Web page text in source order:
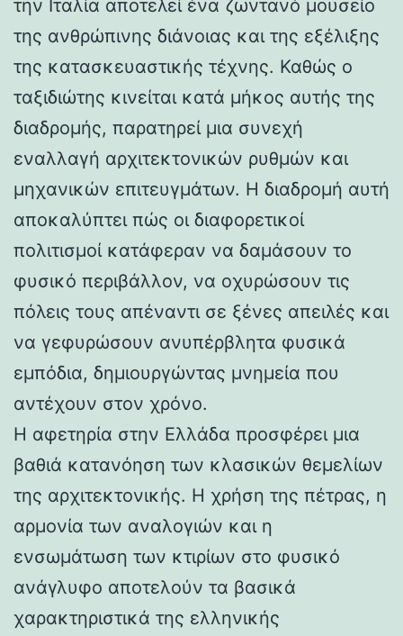
την Ιταλία αποτελεί ένα ζωντανό μουσείο
της ανθρώπινης διάνοιας και της εξέλιξης
της κατασκευαστικής τέχνης. Καθώς ο
ταξιδιώτης κινείται κατά μήκος αυτής της
διαδρομής, παρατηρεί μια συνεχή
εναλλαγή αρχιτεκτονικών ρυθμών και
μηχανικών επιτευγμάτων. Η διαδρομή αυτή
αποκαλύπτει πώς οι διαφορετικοί
πολιτισμοί κατάφεραν να δαμάσουν το
φυσικό περιβάλλον, να οχυρώσουν τις
πόλεις τους απέναντι σε ξένες απειλές και
να γεφυρώσουν ανυπέρβλητα φυσικά
εμπόδια, δημιουργώντας μνημεία που
αντέχουν στον χρόνο.
Η αφετηρία στην Ελλάδα προσφέρει μια
βαθιά κατανόηση των κλασικών θεμελίων
της αρχιτεκτονικής. Η χρήση της πέτρας, η
αρμονία των αναλογιών και η
ενσωμάτωση των κτιρίων στο φυσικό
ανάγλυφο αποτελούν τα βασικά
χαρακτηριστικά της ελληνικής